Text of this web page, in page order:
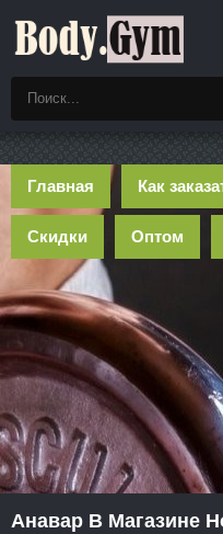
Главная Как
Скидки Оптом
Анавар В Магазине